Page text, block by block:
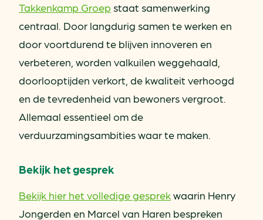
Takkenkamp Groep staat samenwerking
centraal. Door langdurig samen te werken en
door voortdurend te blijven innoveren en
verbeteren, worden valkuilen weggehaald,
doorlooptijden verkort, de kwaliteit verhoogd
en de tevredenheid van bewoners vergroot.
Allemaal essentieel om de
verduurzamingsambities waar te maken.
Bekijk het gesprek
Bekijk hier het volledige gesprekwaarin Henry
Jongerden en Marcel van Haren bespreken